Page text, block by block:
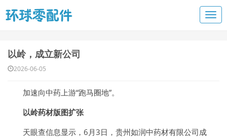
以岭，成立新公司
2026-06-05
加速向中药上游“跑马圈地”。
以岭药材版图扩张
天眼查信息显示，6月3日，贵州如润中药材有限公司成